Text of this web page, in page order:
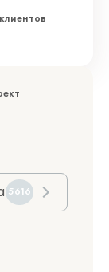
5616